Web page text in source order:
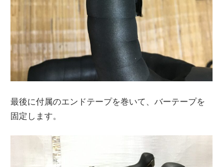
最後に付属のエンドテープを巻いて、バーテープを
固定します。